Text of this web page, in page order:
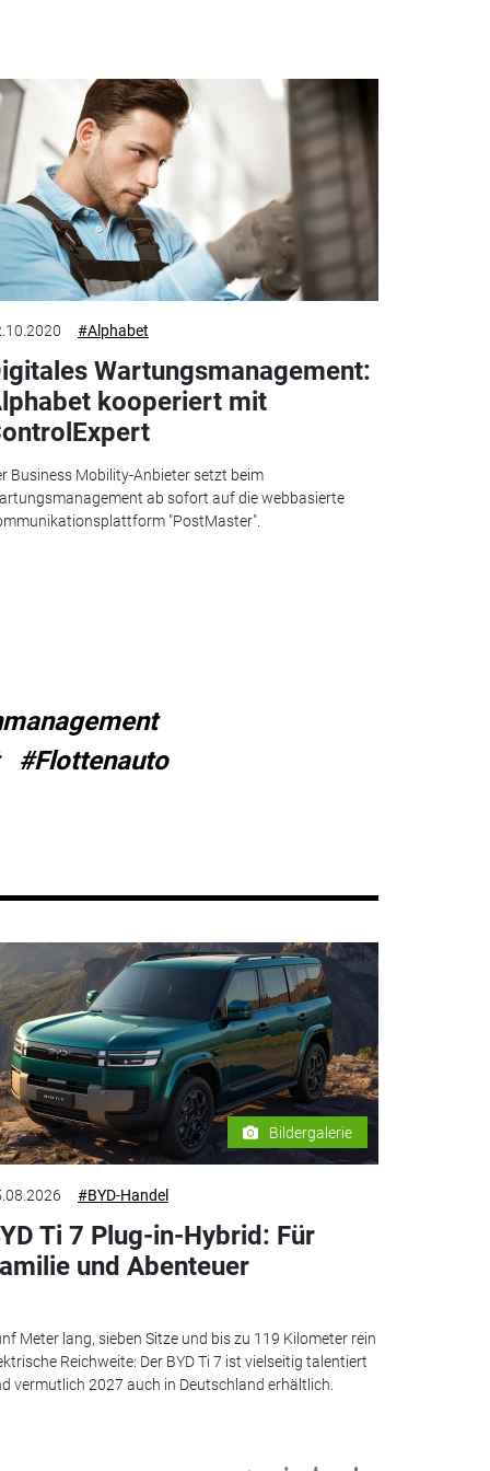
#Alphabet
Wartungsmanagement:
kooperiert mit
Business Mobility-Anbieter setzt beim
ab sofort auf die webbasierte
"PostMaster".
#Flottenauto
Bildergalerie
#BYD-Handel
Ti 7 Plug-in-Hybrid: Für
und Abenteuer
Meter lang, sieben Sitze und bis zu 119 Kilometer rein
Reichweite: Der BYD Ti 7 ist vielseitig talentiert
vermutlich 2027 auch in Deutschland erhältlich.